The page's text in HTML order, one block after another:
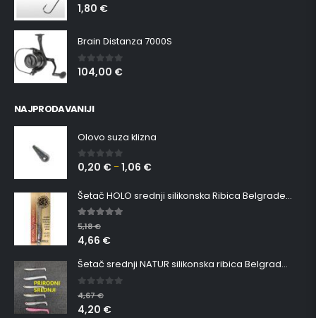
0 out of 5
1,80 €
Brain Distanza 7000S
0out of 5
104,00 €
NAJPRODAVANIJI
Olovo suza klizna
0 out of 5
0,20 € –1,06 €
Šetač HOLO srednji silikonska Ribica Belgrade Walker
5.00out of 5
5,18€
4,66 €
Šetač srednji NATUR silikonska ribica Belgrade Walker
0 out of 5
4,67€
4,20 €